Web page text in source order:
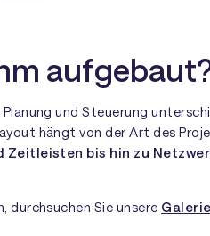
und Steuerung
hängt von der Art des
Zeitleisten bis hin zu
durchsuchen Sie unsere